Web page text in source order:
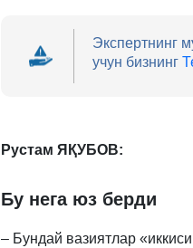
Экспертнинг
учун бизнинг
Рустам ЯҚУБОВ:
Бу нега юз берди
– Бундай вазиятлар